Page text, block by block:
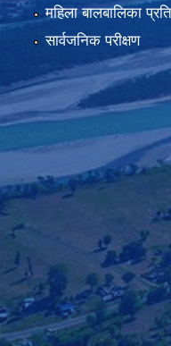
महिला बालबालिका
सार्वजनिक परीक्षण